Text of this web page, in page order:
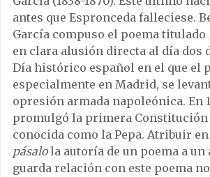
antes que Espronceda falleciese.
García compuso el poema titulado
en clara alusión directa al día dos
Día histórico español en el que el
especialmente en Madrid, se
opresión armada napoleónica. En
promulgó la primera Constitución
conocida como la Pepa. Atribuir
pásalola autoría de un poema a un
guarda relación con este poema